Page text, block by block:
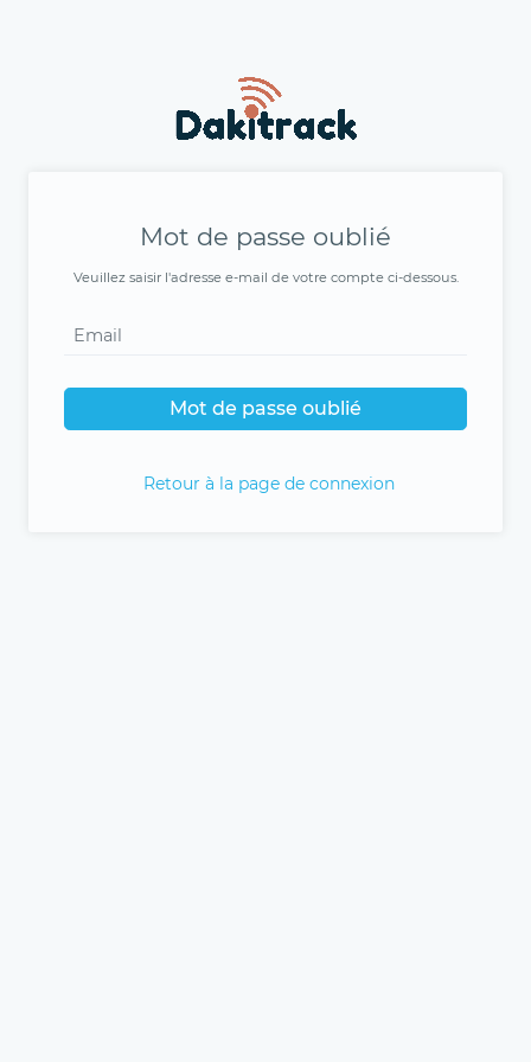
Mot de passe oublié
Veuillez saisir l'adresse e-mail de votre compte ci-dessous.
Mot de passe oublié
Retour à la page de connexion